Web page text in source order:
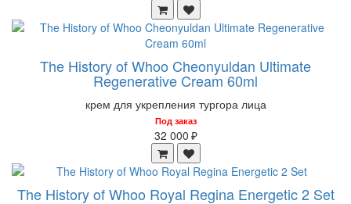
The History of Whoo Cheonyuldan Ultimate
Regenerative Cream 60ml
крем для укрепления тургора лица
Под заказ
32 000 ₽
The History of Whoo Royal Regina Energetic 2 Set